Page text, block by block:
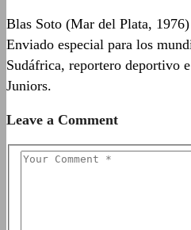
Blas Soto (Mar del Plata,
Enviado especial para los
Sudáfrica, reportero deportivo
Juniors.
Leave a Comment